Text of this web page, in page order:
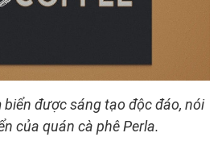
được sáng tạo độc đáo, nói
của quán cà phê Perla.